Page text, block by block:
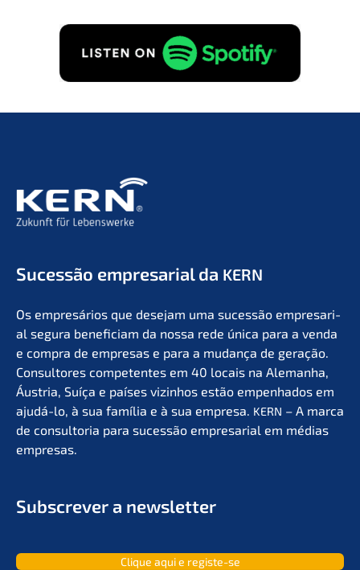
Suces­são empre­sa­ri­al da KERN
Os empresá­ri­os que desejam uma suces­são empre­sa­ri­
al segura benefi­ci­am da nossa rede única para a venda
e compra de empre­sas e para a mudan­ça de geração.
Consul­to­res compe­ten­tes em 40 locais na Aleman­ha,
Áustria, Suíça e países vizin­hos estão empen­ha­dos em
ajudá-lo, à sua família e à sua empre­sa. KERN – A marca
de consult­oria para suces­são empre­sa­ri­al em médias
empresas.
Subscrever a newsletter
Clique aqui e registe-se